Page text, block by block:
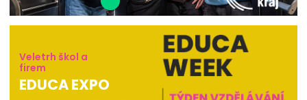
Veletrh škol a
firem
EDUCA EXPO